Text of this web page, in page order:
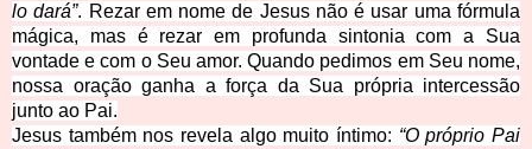
lo dará”. Rezar em nome de Jesus não é usar uma fórmula
mágica, mas é rezar em profunda sintonia com a Sua
vontade e com o Seu amor. Quando pedimos em Seu nome,
nossa oração ganha a força da Sua própria intercessão
junto ao Pai.
Jesus também nos revela algo muito íntimo: “O próprio Pai